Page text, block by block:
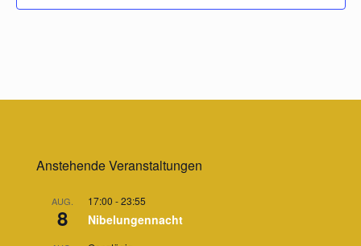
Anstehende Veranstaltungen
AUG.
8
17:00 -23:55
Nibelungennacht